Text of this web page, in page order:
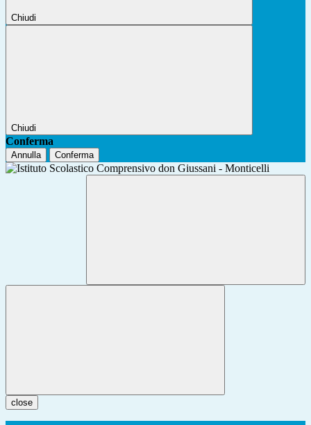
Chiudi
Chiudi
Conferma
Annulla Conferma
close